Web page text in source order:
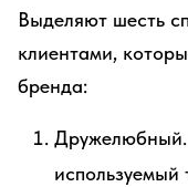
Выделяют шесть
клиентами,
бренда:
Дружелюбный.
используемый